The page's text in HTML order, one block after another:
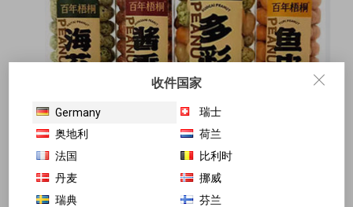
收件国家
Germany
瑞士
奥地利
荷兰
法国
比利时
丹麦
挪威
瑞典
芬兰